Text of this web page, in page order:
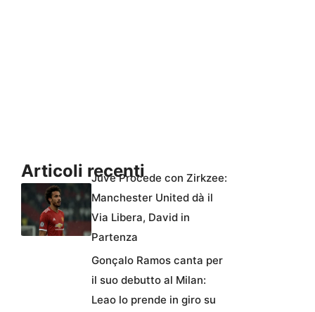
Articoli recentiJuve Procede con Zirkzee:
Manchester United dà il
Via Libera, David in
Partenza
Gonçalo Ramos canta per
il suo debutto al Milan:
Leao lo prende in giro su